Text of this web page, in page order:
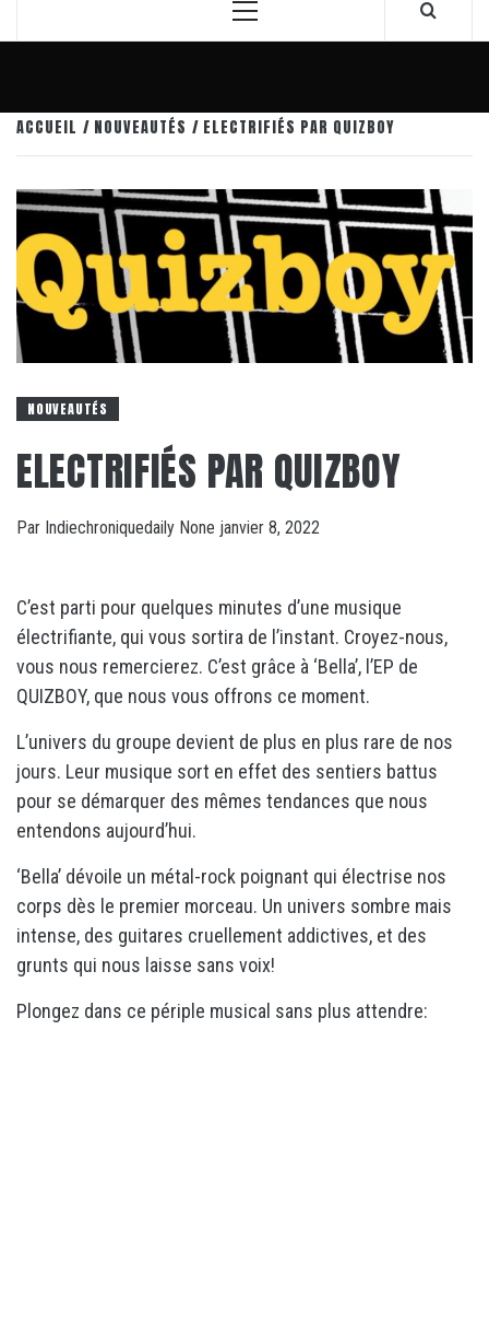
Menu
ACCUEIL NOUVEAUTÉS ELECTRIFIÉS PAR QUIZBOY
NOUVEAUTÉS
ELECTRIFIÉS PAR QUIZBOY
Par Indiechroniquedaily None janvier 8, 2022
C’est parti pour quelques minutes d’une musique
électrifiante, qui vous sortira de l’instant. Croyez-nous,
vous nous remercierez. C’est grâce à ‘Bella’, l’EP de
QUIZBOY, que nous vous offrons ce moment.
L’univers du groupe devient de plus en plus rare de nos
jours. Leur musique sort en effet des sentiers battus
pour se démarquer des mêmes tendances que nous
entendons aujourd’hui.
‘Bella’ dévoile un métal-rock poignant qui électrise nos
corps dès le premier morceau. Un univers sombre mais
intense, des guitares cruellement addictives, et des
grunts qui nous laisse sans voix!
Plongez dans ce périple musical sans plus attendre: